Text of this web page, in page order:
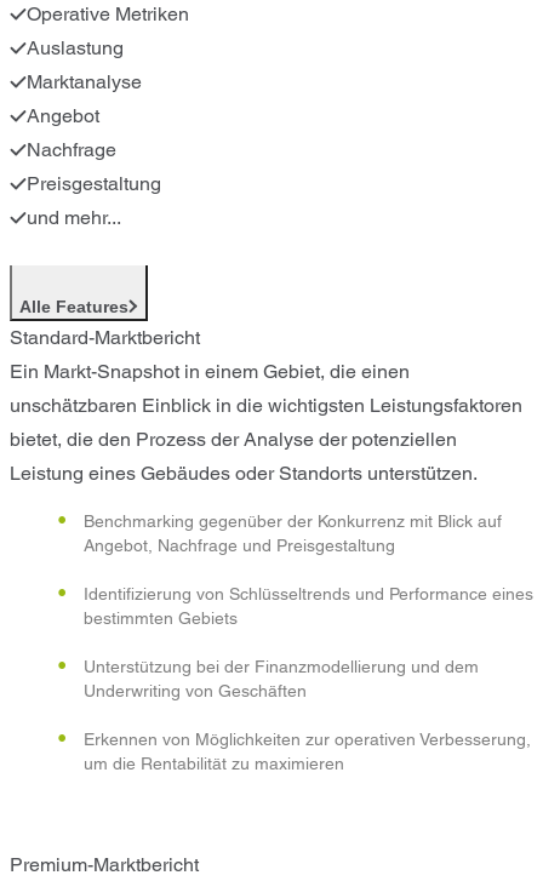
Operative Metriken
Auslastung
Marktanalyse
Angebot
Nachfrage
Preisgestaltung
und mehr...
Alle Features
Standard-Marktbericht
Ein Markt-Snapshot in einem Gebiet, die einen
unschätzbaren Einblick in die wichtigsten Leistungsfaktoren
bietet, die den Prozess der Analyse der potenziellen
Leistung eines Gebäudes oder Standorts unterstützen.
Benchmarking gegenüber der Konkurrenz mit Blick auf
Angebot, Nachfrage und Preisgestaltung
Identifizierung von Schlüsseltrends und Performance eines
bestimmten Gebiets
Unterstützung bei der Finanzmodellierung und dem
Underwriting von Geschäften
Erkennen von Möglichkeiten zur operativen Verbesserung,
um die Rentabilität zu maximieren
Premium-Marktbericht